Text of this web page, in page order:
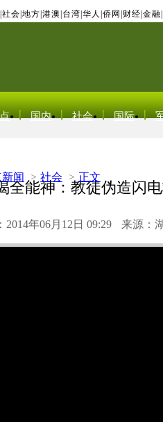
社会 地方 港澳 台湾 华人 侨网 财经 金融
国内 社会 国际
闻 > 社会 > 正文
全能神：教徒伪造闪
2014年06月12日 09:29 来源：